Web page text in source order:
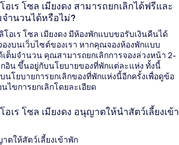
เร โซล เมียงดง สามารถยกเลิกได้ฟรีและ
จำนวนได้หรือไม่?
โอเร โซล เมียงดง มีห้องพักแบบขอรับเงินคืนได้
งบนเว็บไซต์ของเรา หากคุณจองห้องพักแบบ
ต็มจำนวน คุณสามารถยกเลิกการจองล่วงหน้า 2-
อิน ขึ้นอยู่กับนโยบายของที่พักแต่ละแห่ง ทั้งนี้
นโยบายการยกเลิกของที่พักแห่งนี้อีกครั้งเพื่อดูข้อ
ไขการยกเลิกโดยละเอียด
เร โซล เมียงดง อนุญาตให้นำสัตว์เลี้ยงเข้า
ตให้สัตว์เลี้ยงเข้าพัก